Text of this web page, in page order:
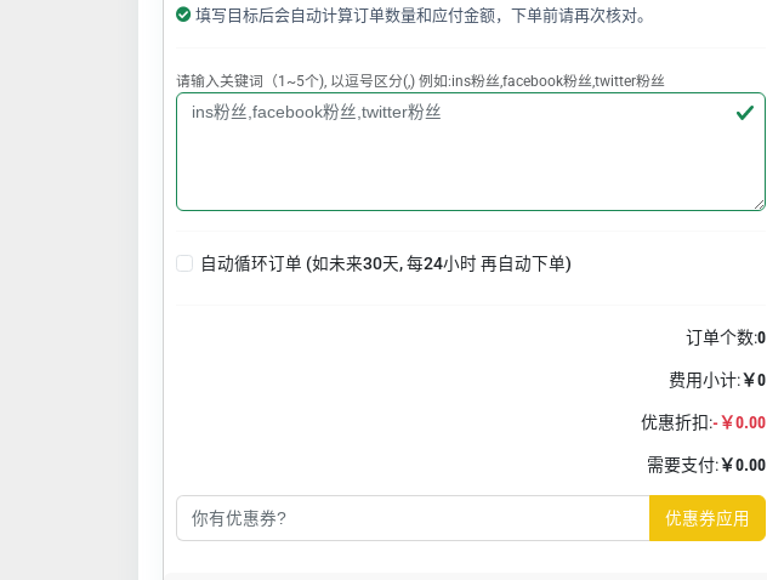
填写目标后会自动计算订单数量和应付金额，下单前请再次核对。
请输入关键词（1~5个), 以逗号区分(,) 例如:ins粉丝,facebook粉丝,twitter粉丝
自动循环订单 (如未来30天, 每24小时 再自动下单)
订单个数:0
费用小计:￥0
优惠折扣:-￥0.00
需要支付:￥0.00
优惠券应用